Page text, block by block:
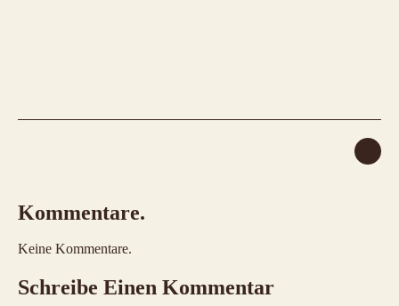
Kommentare.
Keine Kommentare.
Schreibe Einen Kommentar